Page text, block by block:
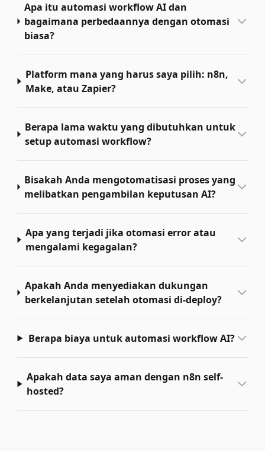
Apa itu automasi workflow AI dan
bagaimana perbedaannya dengan otomasi
biasa?
Platform mana yang harus saya pilih: n8n,
Make, atau Zapier?
Berapa lama waktu yang dibutuhkan untuk
setup automasi workflow?
Bisakah Anda mengotomatisasi proses yang
melibatkan pengambilan keputusan AI?
Apa yang terjadi jika otomasi error atau
mengalami kegagalan?
Apakah Anda menyediakan dukungan
berkelanjutan setelah otomasi di-deploy?
Berapa biaya untuk automasi workflow AI?
Apakah data saya aman dengan n8n self-
hosted?